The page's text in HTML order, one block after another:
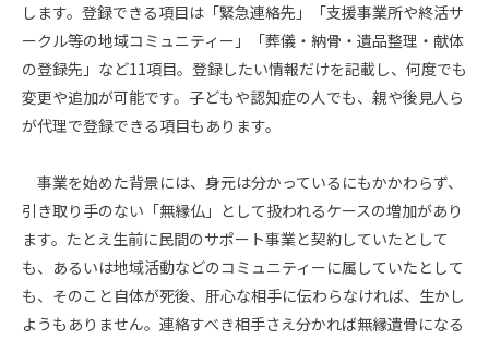
します。登録できる項目は「緊急連絡先」「支援事業所や終活サ
ークル等の地域コミュニティー」「葬儀・納骨・遺品整理・献体
の登録先」など11項目。登録したい情報だけを記載し、何度でも
変更や追加が可能です。子どもや認知症の人でも、親や後見人ら
が代理で登録できる項目もあります。
事業を始めた背景には、身元は分かっているにもかかわらず、
引き取り手のない「無縁仏」として扱われるケースの増加があり
ます。たとえ生前に民間のサポート事業と契約していたとして
も、あるいは地域活動などのコミュニティーに属していたとして
も、そのこと自体が死後、肝心な相手に伝わらなければ、生かし
ようもありません。連絡すべき相手さえ分かれば無縁遺骨になる